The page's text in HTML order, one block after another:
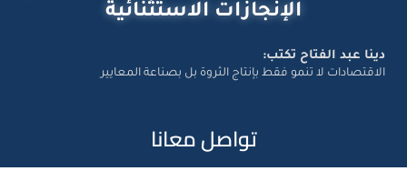
الإنجازات الاستثنائية
دينا عبد الفتاح تكتب:
الاقتصادات لا تنمو فقط بإنتاج الثروة بل بصناعة المعايير
تواصل معانا